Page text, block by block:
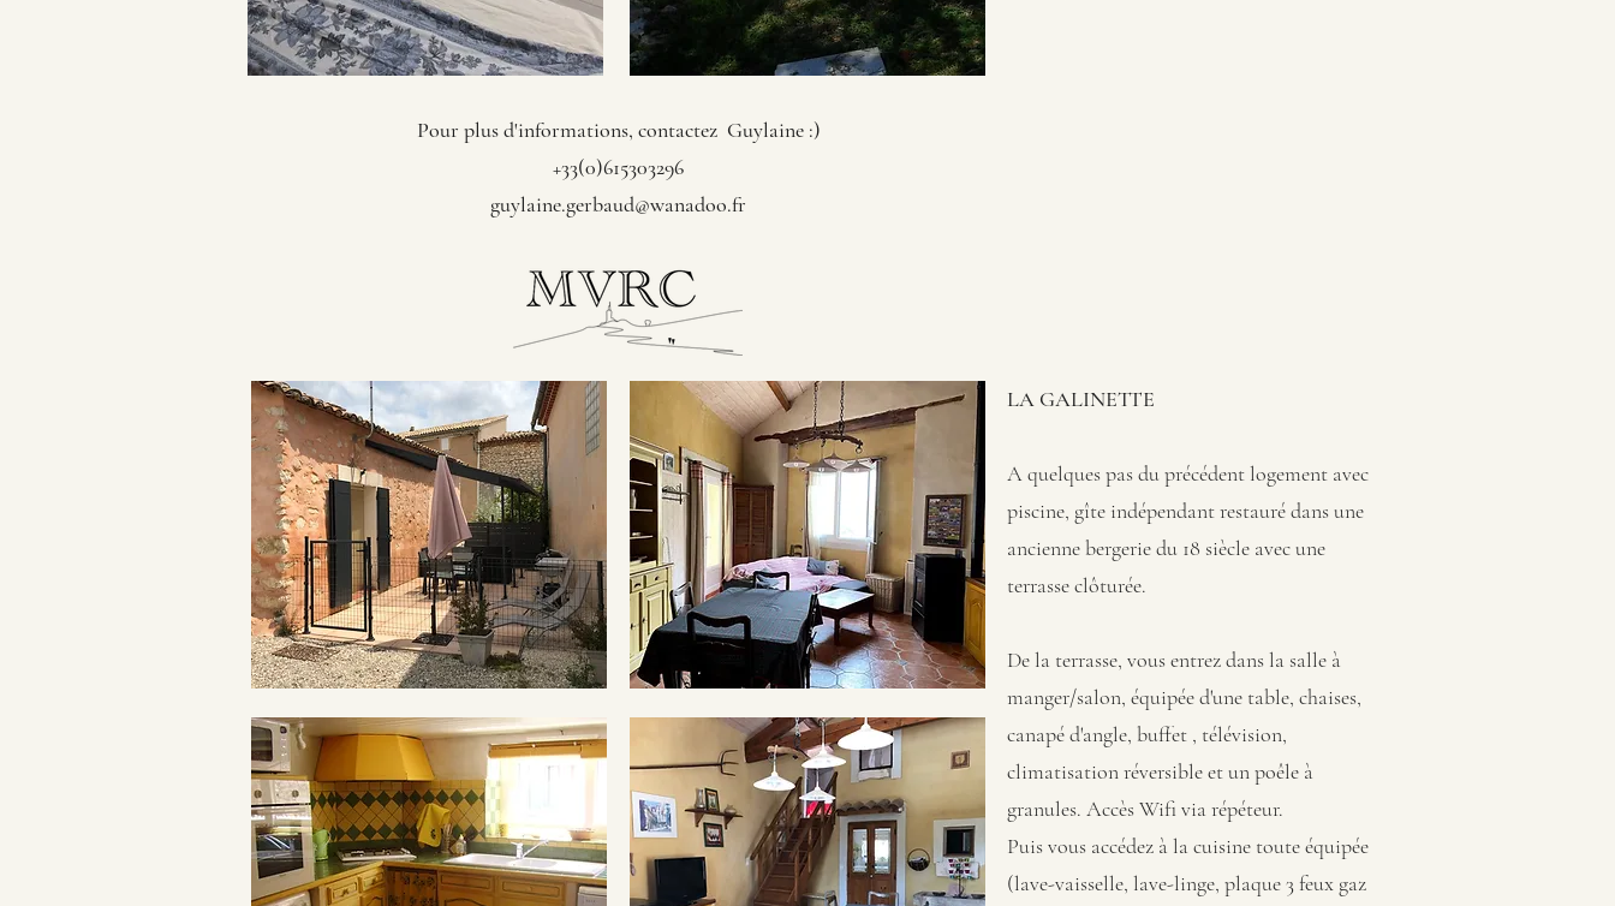
Pour plus d'informations, contactez Guylaine :)
+33(0)615303296
guylaine.gerbaud@wanadoo.fr
LA GALINETTE
A quelques pas du précédent logement avec
piscine, gîte indépendant restauré dans une
ancienne bergerie du 18 siècle avec une
terrasse clôturée.
De la terrasse, vous entrez dans la salle à
manger/salon, équipée d'une table, chaises,
canapé d'angle, buffet , télévision,
climatisation réversible et un poêle à
granules. Accès Wifi via répéteur.
Puis vous accédez à la cuisine toute équipée
(lave-vaisselle, lave-linge, plaque 3 feux gaz